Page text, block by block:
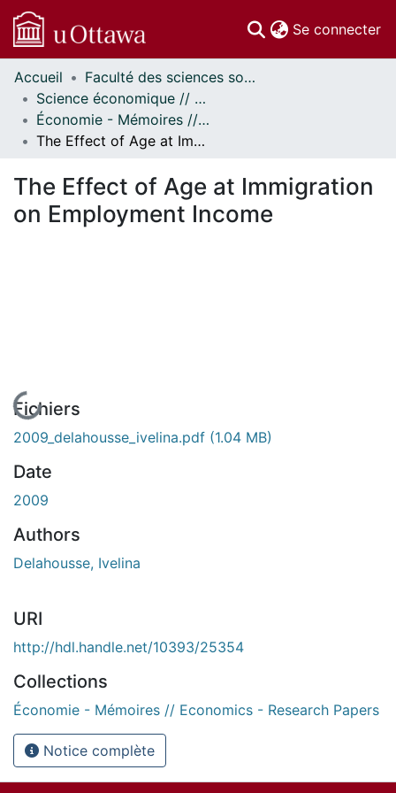
Se connecter
Communautés
et collections
Parcourir
Statistiques
À propos
Accueil
Faculté des sciences sociales // Faculty of Social Sciences
Science économique // Economics
Économie - Mémoires // Economics - Research Papers
The Effect of Age at Immigration on Employment Income
The Effect of Age at Immigration
on Employment Income
En cours de chargement...
Fichiers
2009_delahousse_ivelina.pdf (1.04 MB)
Date
2009
Authors
Delahousse, Ivelina
URI
http://hdl.handle.net/10393/25354
Collections
Économie - Mémoires // Economics - Research Papers
Notice complète